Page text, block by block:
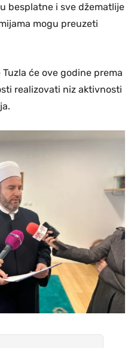
besplatne i sve džematlije
mogu preuzeti
će ove godine prema
realizovati niz aktivnosti